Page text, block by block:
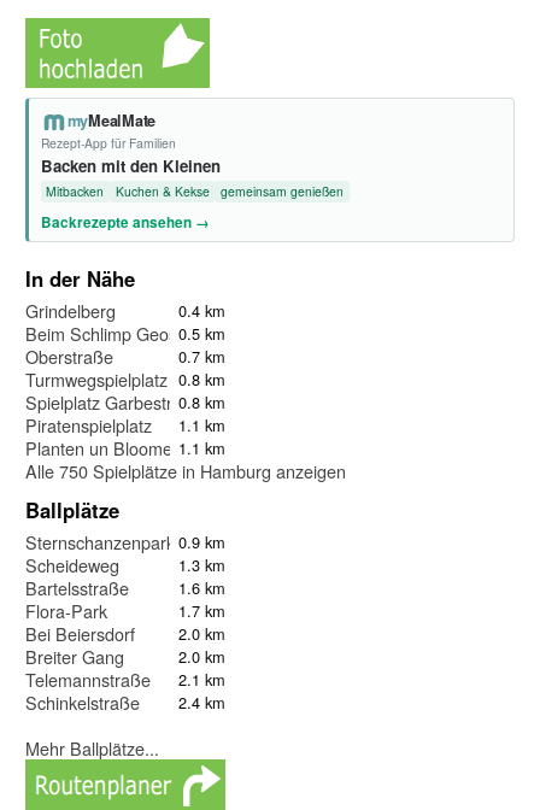
myMealMate
Rezept-App für Familien
Backen mit den Kleinen
Mitbacken Kuchen & Kekse gemeinsam genießen
Backrezepte ansehen →
In der Nähe
Grindelberg 0.4 km
Beim Schlimp Geospielplatz
0.5 km
Oberstraße 0.7 km
Turmwegspielplatz 0.8 km
Spielplatz Garbestrasse
0.8 km
Piratenspielplatz 1.1 km
Planten un Bloomen1.1 km
Alle 750 Spielplätze in Hamburg anzeigen
Ballplätze
Sternschanzenpark 0.9 km
Scheideweg 1.3 km
Bartelsstraße 1.6 km
Flora-Park 1.7 km
Bei Beiersdorf 2.0 km
Breiter Gang 2.0 km
Telemannstraße 2.1 km
Schinkelstraße 2.4 km
Mehr Ballplätze...